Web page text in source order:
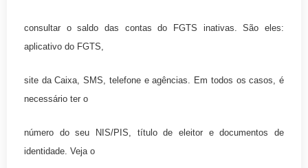
consultar o saldo das contas do FGTS inativas. São eles:
aplicativo do FGTS,
site da Caixa, SMS, telefone e agências. Em todos os casos, é
necessário ter o
número do seu NIS/PIS, título de eleitor e documentos de
identidade. Veja o